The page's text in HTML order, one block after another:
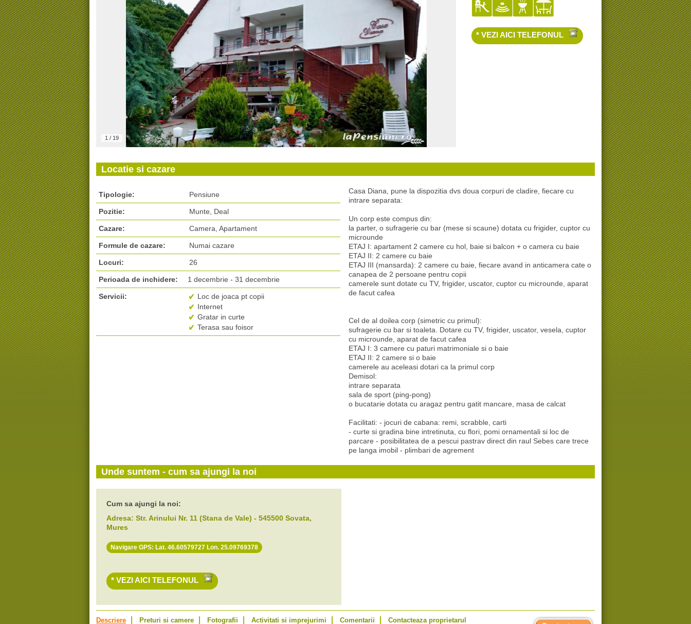
1 / 19
* VEZI AICI TELEFONUL
Locatie si cazare
Tipologie: Pensiune
Pozitie: Munte, Deal
Cazare: Camera, Apartament
Formule de cazare: Numai cazare
Locuri: 26
Perioada de inchidere: 1 decembrie - 31 decembrie
Servicii:
Loc de joaca pt copii
Internet
Gratar in curte
Terasa sau foisor
Casa Diana, pune la dispozitia dvs doua corpuri de cladire, fiecare cu
intrare separata:
Un corp este compus din:
la parter, o sufragerie cu bar (mese si scaune) dotata cu frigider, cuptor cu
microunde
ETAJ I: apartament 2 camere cu hol, baie si balcon + o camera cu baie
ETAJ II: 2 camere cu baie
ETAJ III (mansarda): 2 camere cu baie, fiecare avand in anticamera cate o
canapea de 2 persoane pentru copii
camerele sunt dotate cu TV, frigider, uscator, cuptor cu microunde, aparat
de facut cafea
Cel de al doilea corp (simetric cu primul):
sufragerie cu bar si toaleta. Dotare cu TV, frigider, uscator, vesela, cuptor
cu microunde, aparat de facut cafea
ETAJ I: 3 camere cu paturi matrimoniale si o baie
ETAJ II: 2 camere si o baie
camerele au aceleasi dotari ca la primul corp
Demisol:
intrare separata
sala de sport (ping-pong)
o bucatarie dotata cu aragaz pentru gatit mancare, masa de calcat
Facilitati: - jocuri de cabana: remi, scrabble, carti
- curte si gradina bine intretinuta, cu flori, pomi ornamentali si loc de
parcare - posibilitatea de a pescui pastrav direct din raul Sebes care trece
pe langa imobil - plimbari de agrement
Unde suntem - cum sa ajungi la noi
Cum sa ajungi la noi:
Adresa: Str. Arinului Nr. 11 (Stana de Vale) - 545500 Sovata,
Mures
Navigare GPS: Lat. 46.60579727 Lon. 25.09769378
* VEZI AICI TELEFONUL
Descriere Preturi si camere Fotografii Activitati si imprejurimi Comentarii Contacteaza proprietarul